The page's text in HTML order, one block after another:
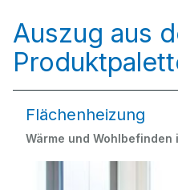
Auszug aus
Flächenheizung
Wärme und Wohlbefinden